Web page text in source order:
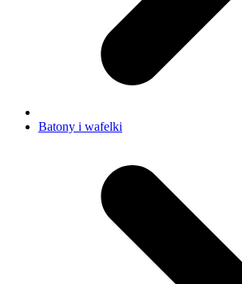
Batony i wafelki